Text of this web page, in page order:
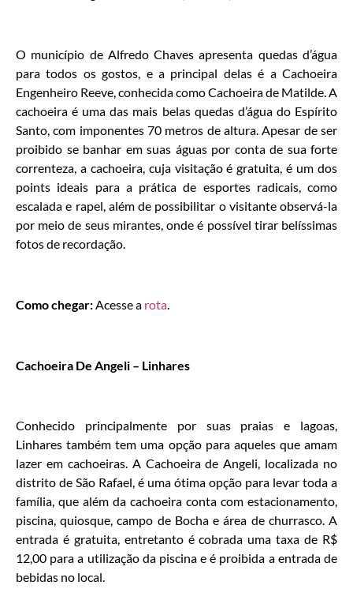
O município de Alfredo Chaves apresenta quedas d’água
para todos os gostos, e a principal delas é a Cachoeira
Engenheiro Reeve, conhecida como Cachoeira de Matilde. A
cachoeira é uma das mais belas quedas d’água do Espírito
Santo, com imponentes 70 metros de altura. Apesar de ser
proibido se banhar em suas águas por conta de sua forte
correnteza, a cachoeira, cuja visitação é gratuita, é um dos
points ideais para a prática de esportes radicais, como
escalada e rapel, além de possibilitar o visitante observá-la
por meio de seus mirantes, onde é possível tirar belíssimas
fotos de recordação.
Como chegar: Acesse a rota
Cachoeira De Angeli – Linhares
Conhecido principalmente por suas praias e lagoas,
Linhares também tem uma opção para aqueles que amam
lazer em cachoeiras. A Cachoeira de Angeli, localizada no
distrito de São Rafael, é uma ótima opção para levar toda a
família, que além da cachoeira conta com estacionamento,
piscina, quiosque, campo de Bocha e área de churrasco. A
entrada é gratuita, entretanto é cobrada uma taxa de R$
12,00 para a utilização da piscina e é proibida a entrada de
bebidas no local.